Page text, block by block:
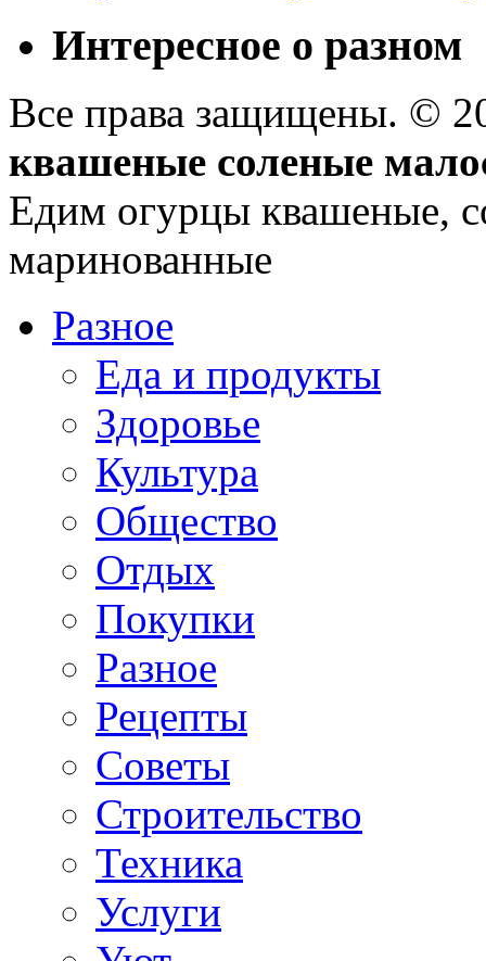
Интересное о разном
Все права защищены. ©
квашеные соленые
Едим огурцы квашеные,
маринованные
Разное
Еда и продукты
Здоровье
Культура
Общество
Отдых
Покупки
Разное
Рецепты
Советы
Строительство
Техника
Услуги